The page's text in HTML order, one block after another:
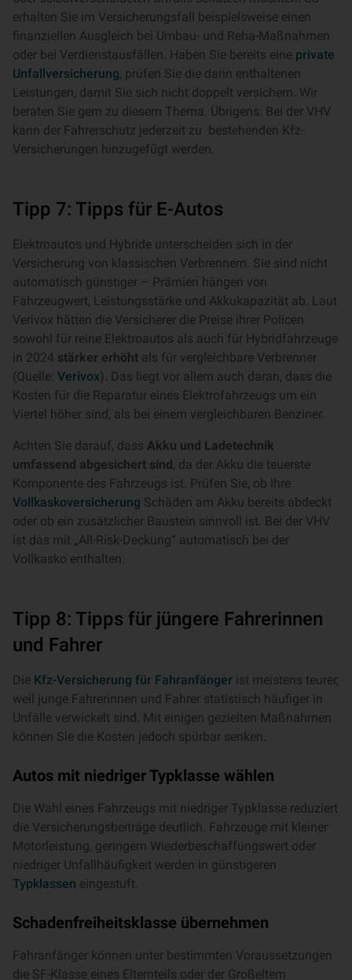
erhalten Sie im Versicherungsfall beispielsweise einen
finanziellen Ausgleich bei Umbau- und Reha-Maßnahmen
oder bei Verdienstausfällen. Haben Sie bereits eine private
Unfallversicherung , prüfen Sie die darin enthaltenen
Leistungen, damit Sie sich nicht doppelt versichern. Wir
beraten Sie gern zu diesem Thema. Übrigens: Bei der VHV
kann der Fahrerschutz jederzeit zu bestehenden Kfz-
Versicherungen hinzugefügt werden.
Tipp 7: Tipps für E-Autos
Elektroautos und Hybride unterscheiden sich in der
Versicherung von klassischen Verbrennern. Sie sind nicht
automatisch günstiger – Prämien hängen von
Fahrzeugwert, Leistungsstärke und Akkukapazität ab. Laut
Verivox hätten die Versicherer die Preise ihrer Policen
sowohl für reine Elektroautos als auch für Hybridfahrzeuge
in 2024 stärker erhöht als für vergleichbare Verbrenner
(Quelle: Verivox). Das liegt vor allem auch daran, dass die
Kosten für die Reparatur eines Elektrofahrzeugs um ein
Viertel höher sind, als bei einem vergleichbaren Benziner.
Achten Sie darauf, dass Akku und Ladetechnik
umfassend abgesichert sind , da der Akku die teuerste
Komponente des Fahrzeugs ist. Prüfen Sie, ob Ihre
Vollkaskoversicherung Schäden am Akku bereits abdeckt
oder ob ein zusätzlicher Baustein sinnvoll ist. Bei der VHV
ist das mit „All-Risk-Deckung“ automatisch bei der
Vollkasko enthalten.
Tipp 8: Tipps für jüngere Fahrerinnen
und Fahrer
Die Kfz-Versicherung für Fahranfänger ist meistens teurer,
weil junge Fahrerinnen und Fahrer statistisch häufiger in
Unfälle verwickelt sind. Mit einigen gezielten Maßnahmen
können Sie die Kosten jedoch spürbar senken.
Autos mit niedriger Typklasse wählen
Die Wahl eines Fahrzeugs mit niedriger Typklasse reduziert
die Versicherungsbeiträge deutlich. Fahrzeuge mit kleiner
Motorleistung, geringem Wiederbeschaffungswert oder
niedriger Unfallhäufigkeit werden in günstigeren
Typklassen eingestuft.
Schadenfreiheitsklasse übernehmen
Fahranfänger können unter bestimmten Voraussetzungen
die SF-Klasse eines Elternteils oder der Großeltern